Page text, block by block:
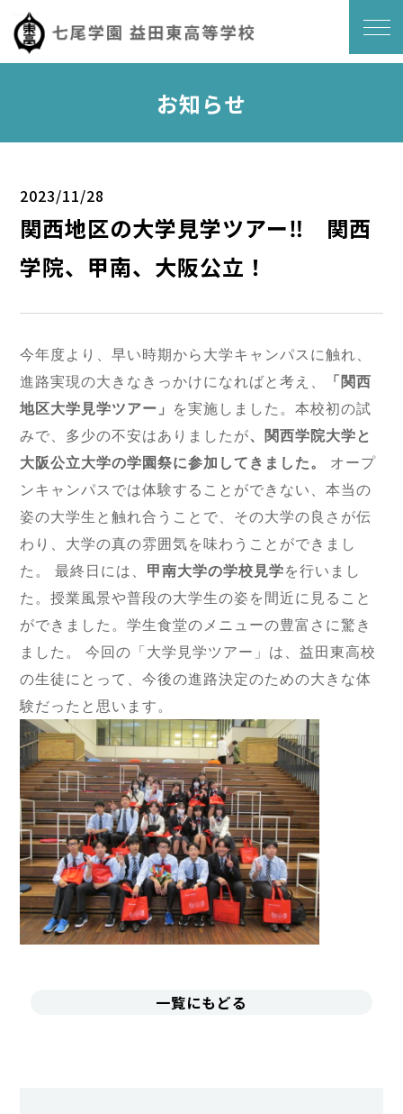
お知らせ
2023/11/28
関西地区の大学見学ツアー‼ 関西
学院、甲南、大阪公立！
今年度より、早い時期から大学キャンパスに触れ、
進路実現の大きなきっかけになればと考え、
「関西
地区大学見学ツアー」 を実施しました。本校初の試
みで、多少の不安はありましたが、関西学院大学と
大阪公立大学の学園祭に参加してきました。
オープ
ンキャンパスでは体験することができない、本当の
姿の大学生と触れ合うことで、その大学の良さが伝
わり、大学の真の雰囲気を味わうことができまし
た。
最終日には、 甲南大学の学校見学を行いまし
た。授業風景や普段の大学生の姿を間近に見ること
ができました。学生食堂のメニューの豊富さに驚き
ました。
今回の「大学見学ツアー」は、益田東高校
の生徒にとって、今後の進路決定のための大きな体
験だったと思います。
一覧にもどる